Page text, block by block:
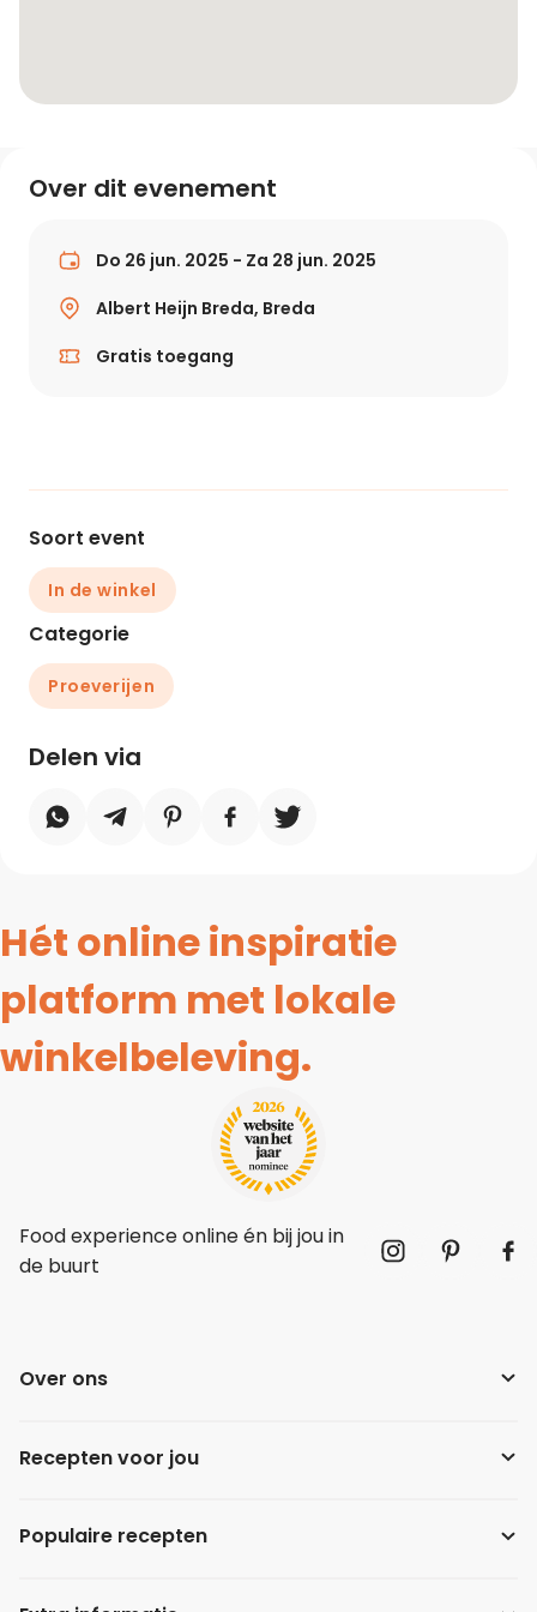
Over dit evenement
Do 26 jun. 2025 - Za 28 jun. 2025
Albert Heijn Breda, Breda
Gratis toegang
Soort event
In de winkel
Categorie
Proeverijen
Delen via
Hét online inspiratie
platform met lokale
winkelbeleving.
Food experience online én bij jou in
de buurt
Over ons
Recepten voor jou
Populaire recepten